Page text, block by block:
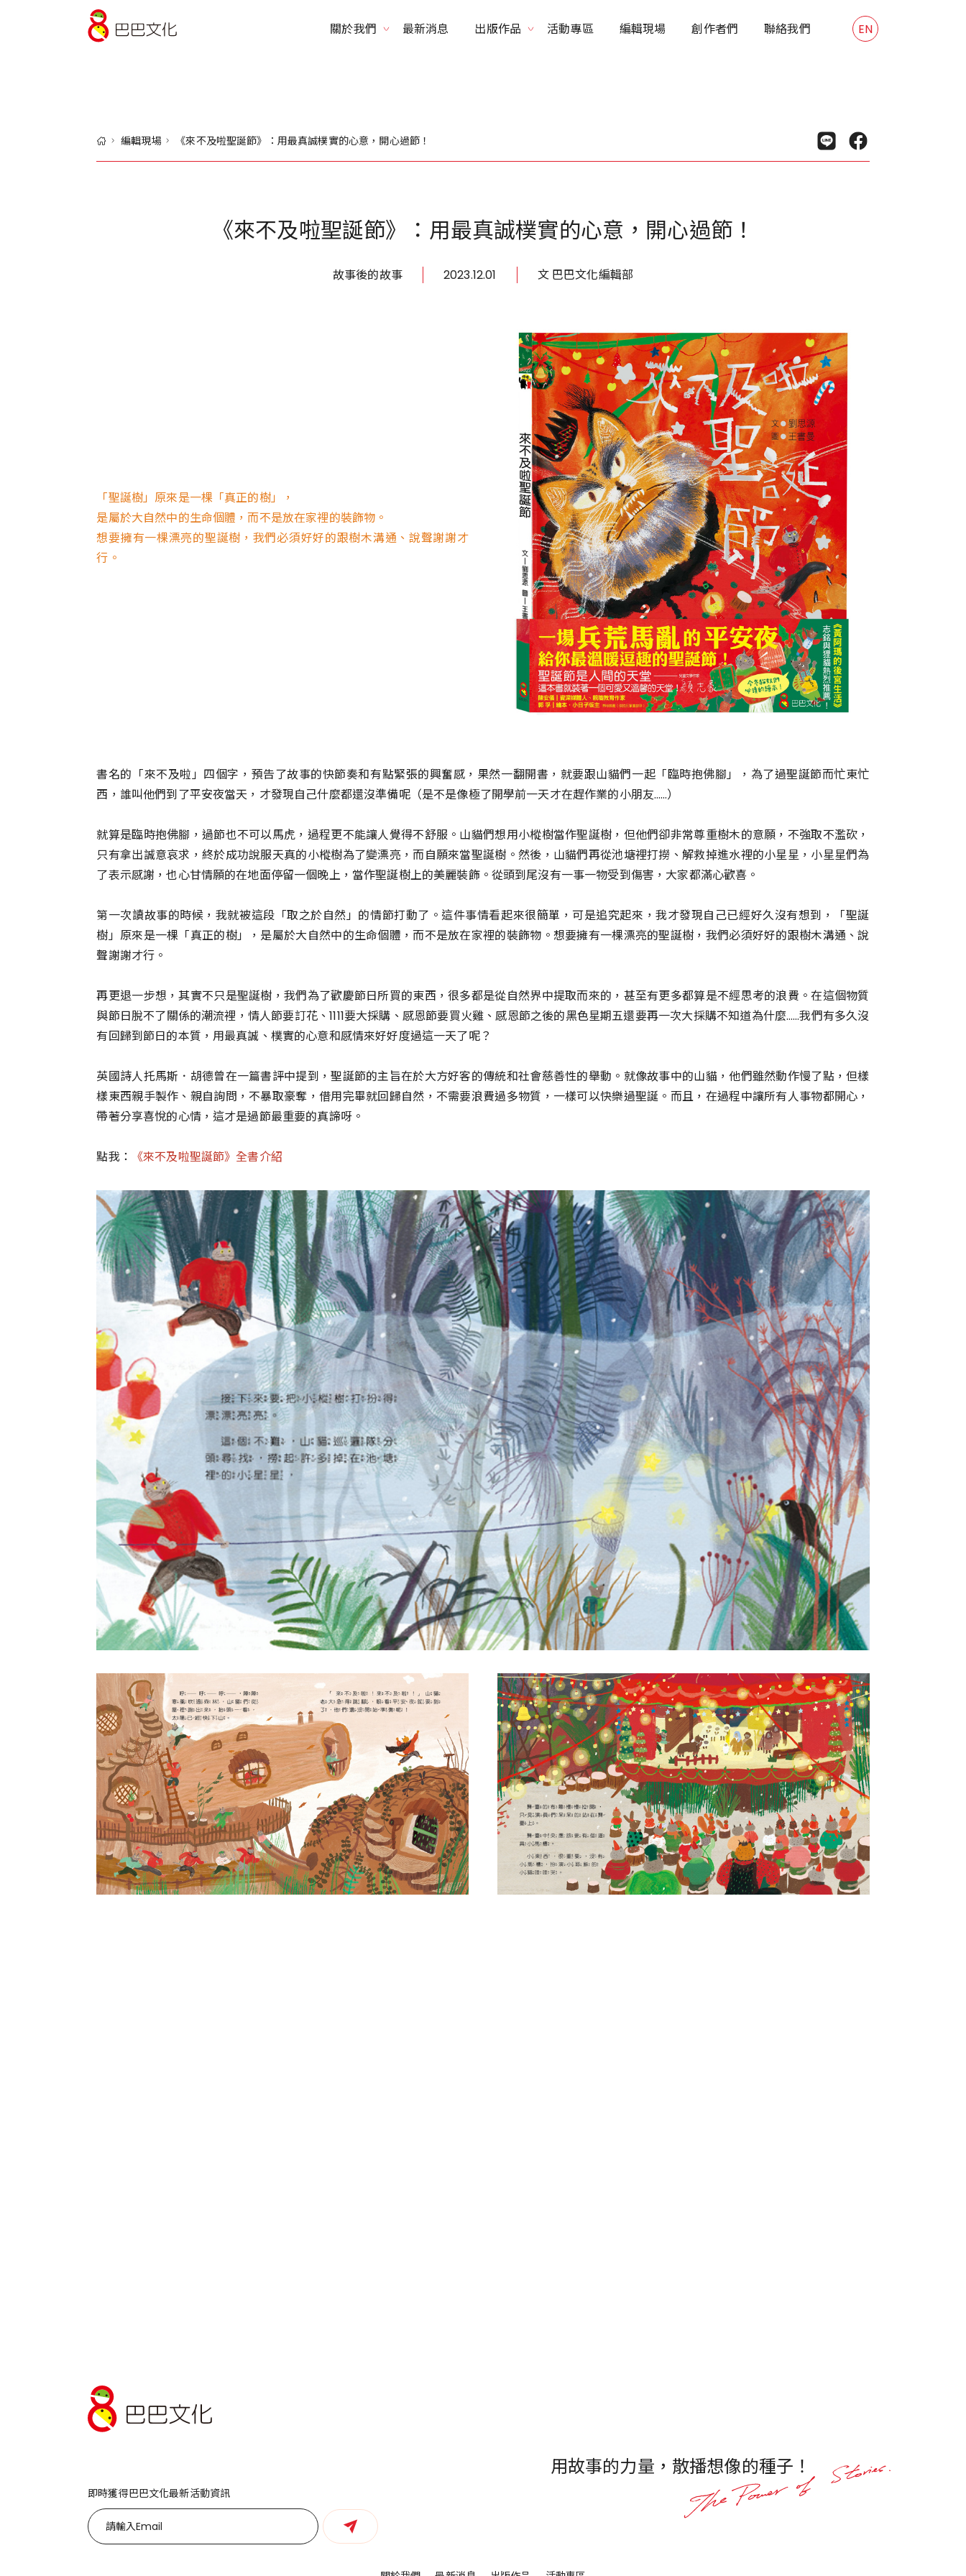
關於我們
最新消息 出版作品 活動專區 編輯現場 創作者們 聯絡我們 EN
編輯現場 《來不及啦聖誕節》：用最真誠樸實的心意，開心過節！
《來不及啦聖誕節》：用最真誠樸實的心意，開心過節！
故事後的故事 2023.12.01 文 巴巴文化編輯部
「聖誕樹」原來是一棵「真正的樹」，
是屬於大自然中的生命個體，而不是放在家裡的裝飾物。
想要擁有一棵漂亮的聖誕樹，我們必須好好的跟樹木溝通、說聲謝謝才
行。
書名的「來不及啦」四個字，預告了故事的快節奏和有點緊張的興奮感，果然一翻開書，就要跟山貓們一起「臨時抱佛腳」，為了過聖誕節而忙東忙
西，誰叫他們到了平安夜當天，才發現自己什麼都還沒準備呢（是不是像極了開學前一天才在趕作業的小朋友……）
就算是臨時抱佛腳，過節也不可以馬虎，過程更不能讓人覺得不舒服。山貓們想用小樅樹當作聖誕樹，但他們卻非常尊重樹木的意願，不強取不濫砍，
只有拿出誠意哀求，終於成功說服天真的小樅樹為了變漂亮，而自願來當聖誕樹。然後，山貓們再從池塘裡打撈、解救掉進水裡的小星星，小星星們為
了表示感謝，也心甘情願的在地面停留一個晚上，當作聖誕樹上的美麗裝飾。從頭到尾沒有一事一物受到傷害，大家都滿心歡喜。
第一次讀故事的時候，我就被這段「取之於自然」的情節打動了。這件事情看起來很簡單，可是追究起來，我才發現自己已經好久沒有想到，「聖誕
樹」原來是一棵「真正的樹」，是屬於大自然中的生命個體，而不是放在家裡的裝飾物。想要擁有一棵漂亮的聖誕樹，我們必須好好的跟樹木溝通、說
聲謝謝才行。
再更退一步想，其實不只是聖誕樹，我們為了歡慶節日所買的東西，很多都是從自然界中提取而來的，甚至有更多都算是不經思考的浪費。在這個物質
與節日脫不了關係的潮流裡，情人節要訂花、1111要大採購、感恩節要買火雞、感恩節之後的黑色星期五還要再一次大採購不知道為什麼……我們有多久沒
有回歸到節日的本質，用最真誠、樸實的心意和感情來好好度過這一天了呢？
英國詩人托馬斯．胡德曾在一篇書評中提到，聖誕節的主旨在於大方好客的傳統和社會慈善性的舉動。就像故事中的山貓，他們雖然動作慢了點，但樣
樣東西親手製作、親自詢問，不暴取豪奪，借用完畢就回歸自然，不需要浪費過多物質，一樣可以快樂過聖誕。而且，在過程中讓所有人事物都開心，
帶著分享喜悅的心情，這才是過節最重要的真諦呀。
點我： 《來不及啦聖誕節》全書介紹
即時獲得巴巴文化最新活動資訊
用故事的力量，散播想像的種子！